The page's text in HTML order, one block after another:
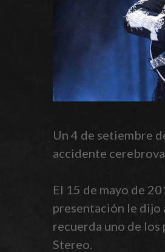
Un 4 de setiembre
accidente
El 15 de mayo de
presentación le dijo
recuerda uno de
Stereo.